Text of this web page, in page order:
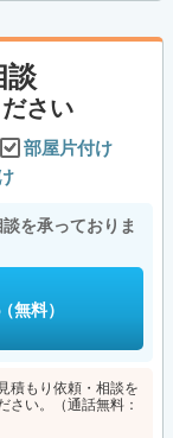
談
さい
部屋片付け
を承っておりま
無料）
積もり依頼・相談を
さい。（通話無料：